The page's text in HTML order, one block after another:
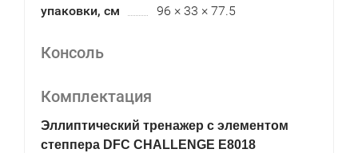
упаковки, см
96 × 33 × 77.5
Консоль
Комплектация
Эллиптический тренажер с элементом
степпера DFC CHALLENGE E8018